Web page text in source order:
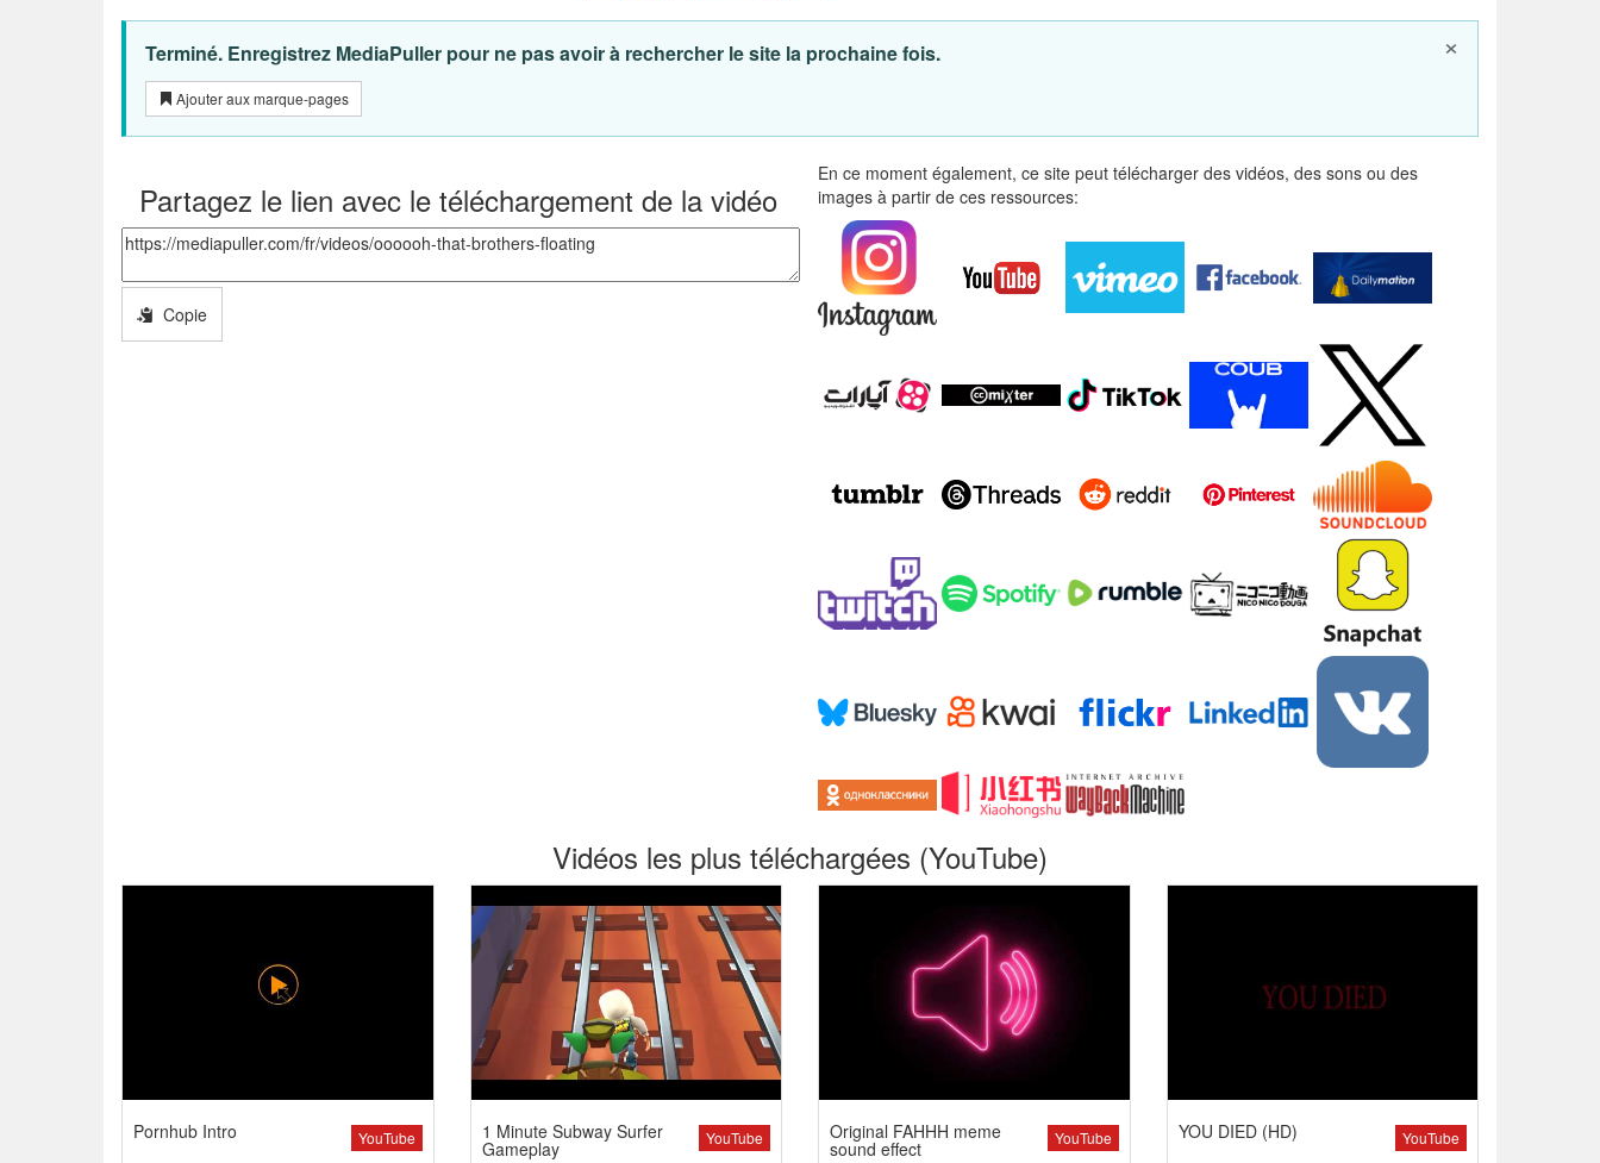
×
Terminé. Enregistrez MediaPuller pour ne pas avoir à rechercher le site la prochaine fois.
Ajouter aux marque-pages
Partagez le lien avec le téléchargement de la vidéo
Copie
En ce moment également, ce site peut télécharger des vidéos, des sons ou des
images à partir de ces ressources:
Vidéos les plus téléchargées (YouTube)
YouTube
Pornhub Intro YouTube
1 Minute Subway Surfer
Gameplay
YouTube
Original FAHHH meme
sound effect
YouTube
YOU DIED (HD)